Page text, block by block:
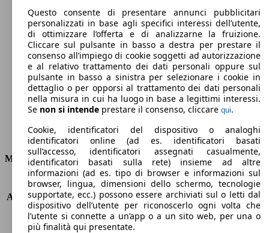
210 g/km
Emissioni di CO2 (combinato)*
Ø 9.2 l/100km
Consumi
Motore e Prestazioni
KW (PS)
257 kW (350 PS)
Accelerazione (0-100 km/h) 4.6s
Velocità massima (km/h)
285 km/h
Numero di marce
6
Questo consente di presentare annunci pubblicitari
personalizzati in base agli specifici interessi dell’utente,
di ottimizzare l’offerta e di analizzarne la fruizione.
Cliccare sul pulsante in basso a destra per prestare il
consenso all’impiego di cookie soggetti ad autorizzazione
e al relativo trattamento dei dati personali oppure sul
pulsante in basso a sinistra per selezionare i cookie in
dettaglio o per opporsi al trattamento dei dati personali
nella misura in cui ha luogo in base a legittimi interessi.
Se non si intende prestare il consenso, cliccare qui.
Cookie, identificatori del dispositivo o analoghi
identificatori online (ad es. identificatori basati
sull’accesso, identificatori assegnati casualmente,
identificatori basati sulla rete) insieme ad altre
informazioni (ad es. tipo di browser e informazioni sul
browser, lingua, dimensioni dello schermo, tecnologie
supportate, ecc.) possono essere archiviati sul o letti dal
dispositivo dell’utente per riconoscerlo ogni volta che
l’utente si connette a un’app o a un sito web, per una o
più finalità qui presentate.